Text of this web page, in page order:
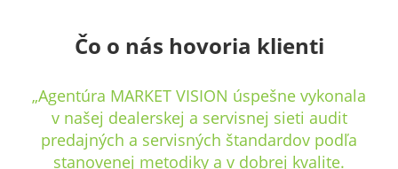
Čo o nás hovoria klienti
„S agentúrou MARKET VISION spolupracujeme
dlhodobo v oblasti Mystery Shoppingu
a Storecheckov. Novo sme do našej spolupráce
zaradili aj audity predajní. Chceli by sme